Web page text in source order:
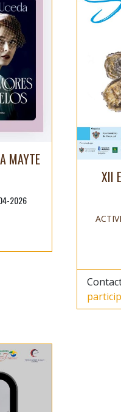
MAYTE
2026
XII